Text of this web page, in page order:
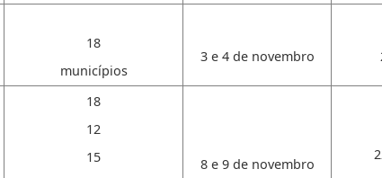
18
municípios
3 e 4 de novembro
18
12
15
8 e 9 de novembro